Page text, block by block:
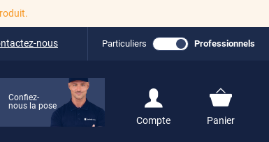
nous Particuliers Professionnels
Confiez-
nous la pose
Compte
S'inscrire / Se
Panier